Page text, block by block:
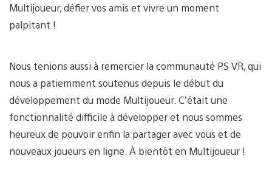
Multijoueur, défier vos amis et vivre un moment
palpitant !
Nous tenions aussi à remercier la communauté PS VR, qui
nous a patiemment soutenus depuis le début du
développement du mode Multijoueur. C’était une
fonctionnalité difficile à développer et nous sommes
heureux de pouvoir enfin la partager avec vous et de
nouveaux joueurs en ligne. À bientôt en Multijoueur !